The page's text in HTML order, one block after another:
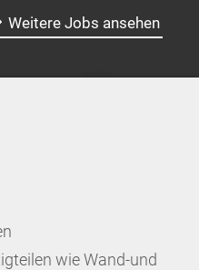
Weitere Jobs ansehen
wie Wand-und